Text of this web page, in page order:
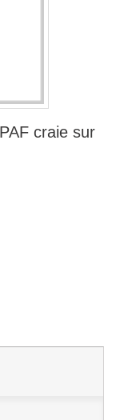
craie sur